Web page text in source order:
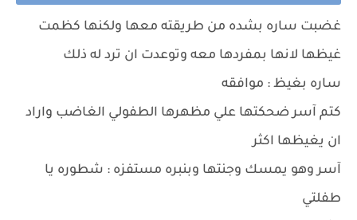
غضبت ساره بشده من طريقته معها ولكنها كظمت
غيظها لانها بمفردها معه وتوعدت ان ترد له ذلك
ساره بغيظ : موافقه
كتم آسر ضحكتها علي مظهرها الطفولي الغاضب واراد
ان يغيظها اكثر
آسر وهو يمسك وجنتها وبنبره مستفزه : شطوره يا
طفلتي